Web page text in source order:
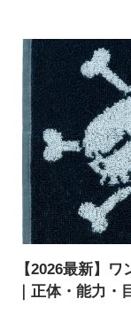
【2026最新】
｜正体・能力・